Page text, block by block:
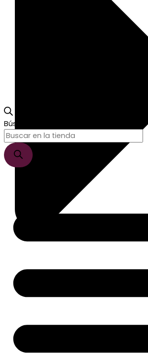
Búsqueda de productos